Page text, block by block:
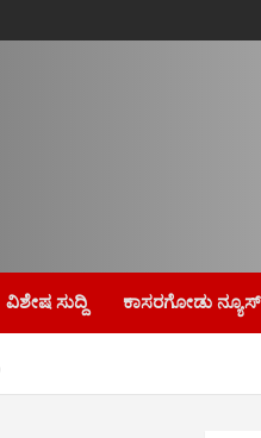
ವಿಶೇಷ ಸುದ್ದಿ ಕಾಸರಗೋಡು ನ್ಯೂಸ್